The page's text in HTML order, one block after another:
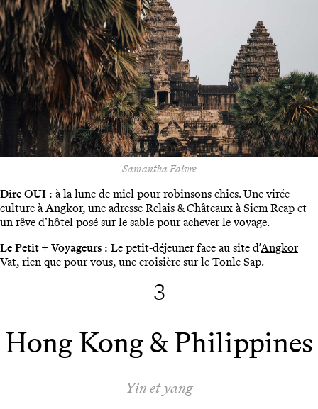
Samantha Faivre
Dire OUI : à la lune de miel pour robinsons chics. Une virée
culture à Angkor, une adresse Relais & Châteaux à Siem Reap et
un rêve d’hôtel posé sur le sable pour achever le voyage.
Le Petit + Voyageurs : Le petit-déjeuner face au site d’Angkor
Vat, rien que pour vous, une croisière sur le Tonle Sap.
3
Hong Kong & Philippines
Yin et yang